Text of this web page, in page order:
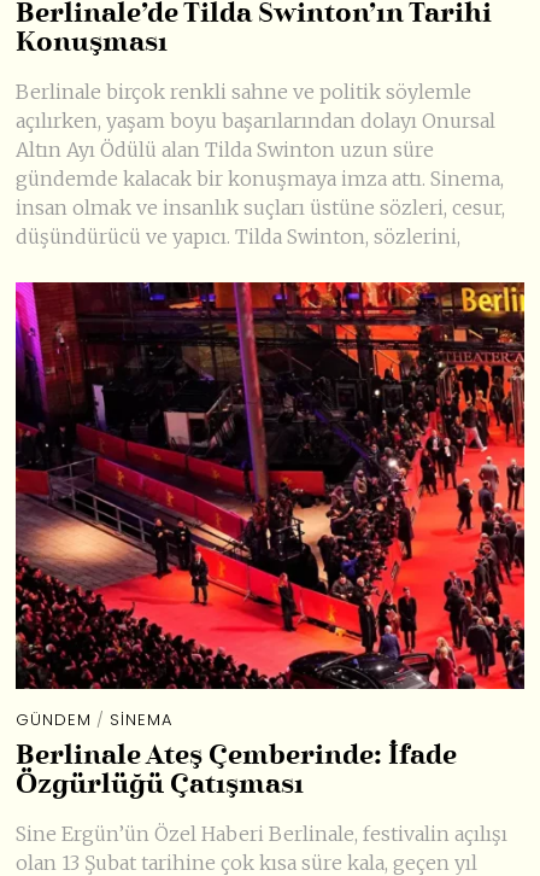
Berlinale’de Tilda Swinton’ın Tarihi
Konuşması
Berlinale birçok renkli sahne ve politik söylemle
açılırken, yaşam boyu başarılarından dolayı Onursal
Altın Ayı Ödülü alan Tilda Swinton uzun süre
gündemde kalacak bir konuşmaya imza attı. Sinema,
insan olmak ve insanlık suçları üstüne sözleri, cesur,
düşündürücü ve yapıcı. Tilda Swinton, sözlerini,
GÜNDEM / SINEMA
Berlinale Ateş Çemberinde: İfade
Özgürlüğü Çatışması
Sine Ergün’ün Özel Haberi Berlinale, festivalin açılışı
olan 13 Şubat tarihine çok kısa süre kala, geçen yıl